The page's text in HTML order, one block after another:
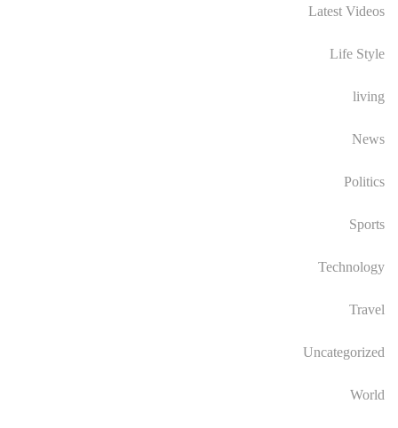
Latest Videos
Life Style
living
News
Politics
Sports
Technology
Travel
Uncategorized
World